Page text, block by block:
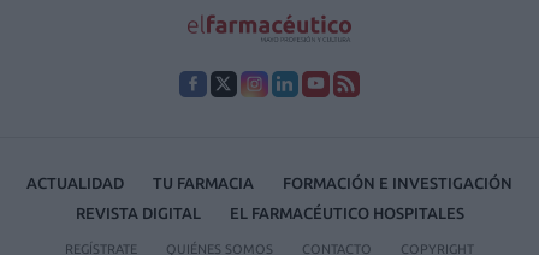
ACTUALIDAD TU FARMACIA
FORMACIÓN E INVESTIGACIÓN
REVISTA DIGITAL
EL FARMACÉUTICO HOSPITALES
REGÍSTRATE QUIÉNES SOMOS CONTACTO COPYRIGHT